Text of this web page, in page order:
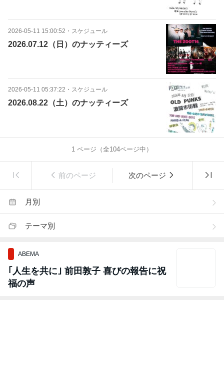
2026-05-11 15:00:52 ・ スケジュール
2026.07.12（日）のナッティーズ
2026-05-11 05:37:22 ・ スケジュール
2026.08.22（土）のナッティーズ
1 ページ（全104ページ中）
前のページ 次のページ
月別
テーマ別
ABEMA
｢人生を共に｣ 前田敦子 喜びの報告に祝
福の声